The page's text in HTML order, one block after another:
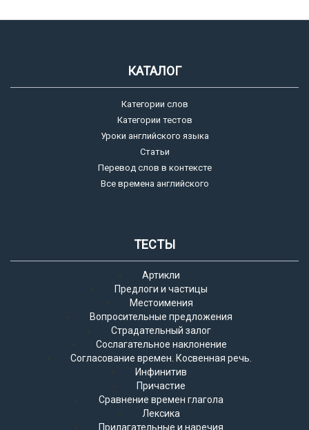
КАТАЛОГ
Категории слов
Категории тестов
Уроки английского языка
Статьи
Перевод слов в контексте
Все времена английского
ТЕСТЫ
Артикли
Предлоги и частицы
Местоимения
Вопросительные предложения
Страдательный залог
Сослагательное наклонение
Согласование времен. Косвенная речь.
Инфинитив
Причастие
Сравнение времен глагола
Лексика
Прилагательные и наречия